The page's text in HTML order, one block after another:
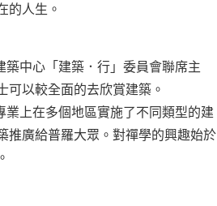
的人生。
築中心「建築．行」委員會聯席主
可以較全面的去欣賞建築 。
業上在多個地區實施了不同類型的建
推廣給普羅大眾。對禪學的興趣始於
。